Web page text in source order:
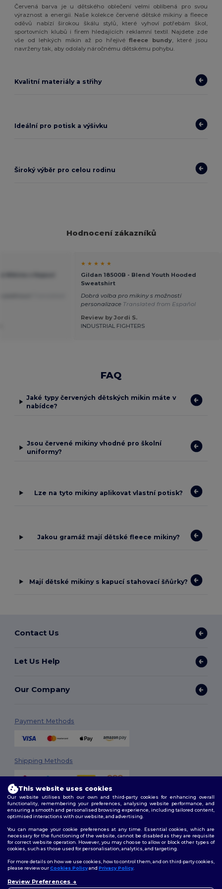
Červená barva je u dětského oblečení velmi oblíbená pro svou
výraznost a energii. Naše kolekce červené dětské mikiny a fleece
oděvů nabízí širokou škálu stylů, které vyhoví potřebám škol,
sportovních klubů i firem hledajících reklamní textil. Najdete zde
vše od lehkých mikin až po hřejivéfleece bundy, které jsou
navrženy tak, aby odolaly náročnému dětskému pohybu.
Kvalitní materiály a střihy
Ideální pro potisk a výšivku
Široký výběr pro celou rodinu
Hodnocení zákazníků
★ ★ ★ ★ ★
Gildan 18500B - Blend Youth Hooded
Sweatshirt
Dobrá volba pro mikiny s možností
personalizace Translated from Español
Review by Jordi S.
INDUSTRIAL FIGHTERS
FAQ
Jaké typy červených dětských mikin máte v
nabídce?
Jsou červené mikiny vhodné pro školní
uniformy?
Lze na tyto mikiny aplikovat vlastní potisk?
Jakou gramáž mají dětské fleece mikiny?
Mají dětské mikiny s kapucí stahovací šňůrky?
Contact Us
Let Us Help
Our Company
Payment Methods
Shipping Methods
2026. All Rights Reserved
Terms & Conditions| Customization Policy
Follow Us
This website uses cookies
Our website utilises both our own and third-party cookies for enhancing overall
functionality, remembering your preferences, analysing website performance, and
ensuring a smooth and personalised browsing experience, including tailored content,
optimised interactions with our website, and advertising.
You can manage your cookie preferences at any time. Essential cookies, which are
necessary for the functioning of the website, cannot be disabled as they are requisite
for correct website operation. However, you may choose to allow or block other types of
cookies, such as those used for personalisation, analytics, and targeting.
For more details on how we use cookies, how to control them, and on third-party cookies,
please review ourCookies Policyand Privacy Policy.
Review Preferences